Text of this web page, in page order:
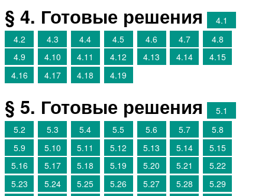
§ 4. Готовые решения
4.1
4.2
4.3 4.4 4.5 4.6 4.7
4.8
4.9
4.10 4.11 4.12 4.13 4.14
4.15
4.16
4.17 4.18 4.19
§ 5. Готовые решения
5.1
5.2
5.3 5.4 5.5 5.6 5.7
5.8
5.9
5.10 5.11 5.12 5.13 5.14
5.15
5.16
5.17 5.18 5.19 5.20 5.21
5.22
5.23
5.24 5.25 5.26 5.27 5.28
5.29